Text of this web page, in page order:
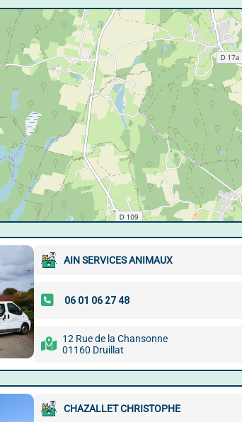
AIN SERVICES ANIMAUX
12 Rue de la Chansonne
01160 Druillat
CHAZALLET CHRISTOPHE